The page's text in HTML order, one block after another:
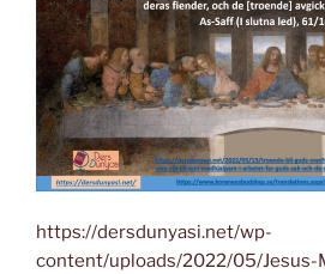
https://dersdunyasi.net/wp-
content/uploads/2022/05/Jesus-